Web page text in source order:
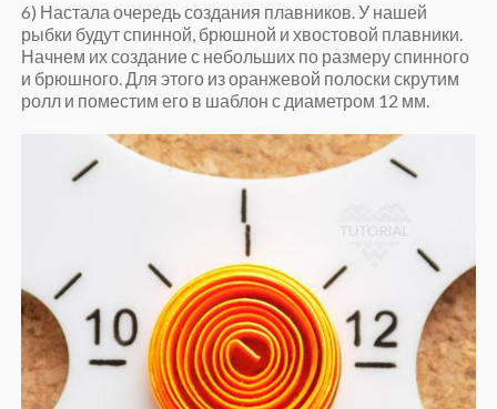
6) Настала очередь создания плавников. У нашей
рыбки будут спинной, брюшной и хвостовой плавники.
Начнем их создание с небольших по размеру спинного
и брюшного. Для этого из оранжевой полоски скрутим
ролл и поместим его в шаблон с диаметром 12 мм.